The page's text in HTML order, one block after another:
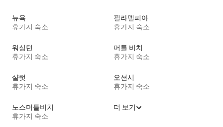
뉴욕
휴가지 숙소
필라델피아
휴가지 숙소
워싱턴
휴가지 숙소
머틀 비치
휴가지 숙소
샬럿
휴가지 숙소
오션시
휴가지 숙소
노스머틀비치
휴가지 숙소
더 보기